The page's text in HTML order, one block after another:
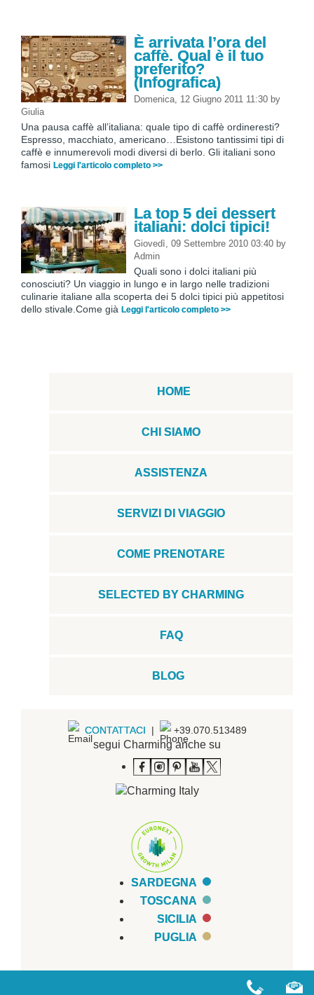
È arrivata l’ora del
caffè. Qual è il tuo
preferito?
(Infografica)
Domenica, 12 Giugno 2011 11:30 by
Giulia
Una pausa caffè all’italiana: quale tipo di caffè ordineresti?
Espresso, macchiato, americano…Esistono tantissimi tipi di
caffè e innumerevoli modi diversi di berlo. Gli italiani sono
famosi Leggi l'articolo completo >>
La top 5 dei dessert
italiani: dolci tipici!
Giovedì, 09 Settembre 2010 03:40 by
Admin
Quali sono i dolci italiani più
conosciuti? Un viaggio in lungo e in largo nelle tradizioni
culinarie italiane alla scoperta dei 5 dolci tipici più appetitosi
dello stivale.Come già Leggi l'articolo completo >>
HOME
CHI SIAMO
ASSISTENZA
SERVIZI DI VIAGGIO
COME PRENOTARE
SELECTED BY CHARMING
FAQ
BLOG
CONTATTACI | +39.070.513489
segui Charming anche su
SARDEGNA
TOSCANA
SICILIA
PUGLIA